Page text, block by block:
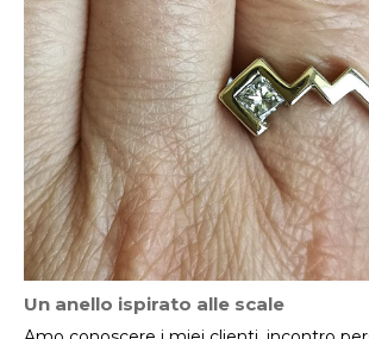
Un anello ispirato alle scale